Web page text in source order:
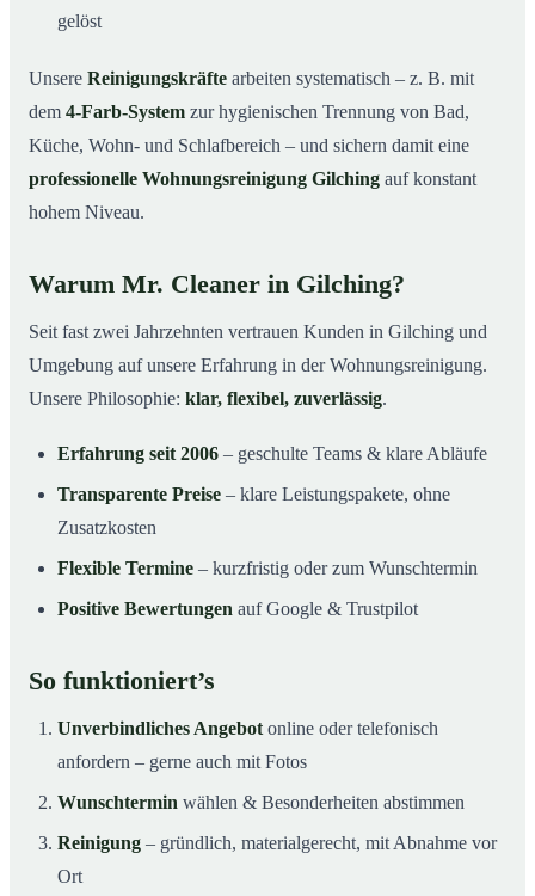
gelöst
Unsere Reinigungskräfte arbeiten systematisch – z. B. mit
dem 4-Farb-System zur hygienischen Trennung von Bad,
Küche, Wohn- und Schlafbereich – und sichern damit eine
professionelle Wohnungsreinigung Gilching auf konstant
hohem Niveau.
Warum Mr. Cleaner in Gilching?
Seit fast zwei Jahrzehnten vertrauen Kunden in Gilching und
Umgebung auf unsere Erfahrung in der Wohnungsreinigung.
Unsere Philosophie: klar, flexibel, zuverlässig.
Erfahrung seit 2006 – geschulte Teams & klare Abläufe
Transparente Preise – klare Leistungspakete, ohne
Zusatzkosten
Flexible Termine – kurzfristig oder zum Wunschtermin
Positive Bewertungen auf Google & Trustpilot
So funktioniert’s
Unverbindliches Angebot online oder telefonisch
anfordern – gerne auch mit Fotos
Wunschtermin wählen & Besonderheiten abstimmen
Reinigung – gründlich, materialgerecht, mit Abnahme vor
Ort